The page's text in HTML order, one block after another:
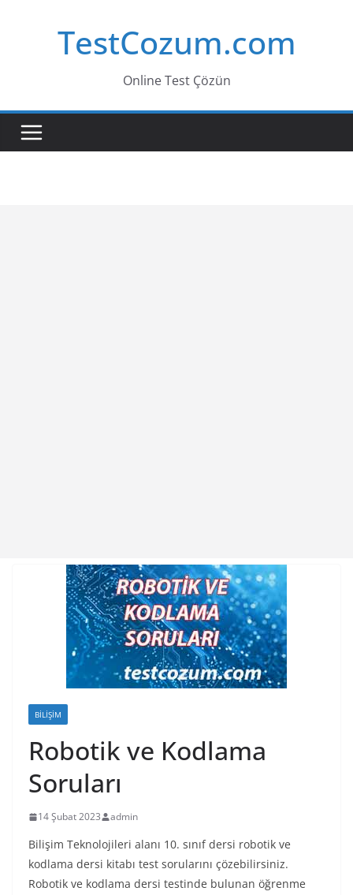
TestCozum.com
Online Test Çözün
BILIŞIM
Robotik ve Kodlama
Soruları
14 Şubat 2023 admin
Bilişim Teknolojileri alanı 10. sınıf dersi robotik ve
kodlama dersi kitabı test sorularını çözebilirsiniz.
Robotik ve kodlama dersi testinde bulunan öğrenme